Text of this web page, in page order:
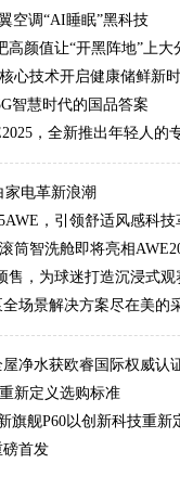
空调“AI睡眠”黑科技
高颜值让“开黑阵地”上大
心技术开启健康储鲜新
智慧时代的国品答案
，全新推出年轻人的
家电革新浪潮
，引领舒适风感科技
筒智洗舱即将亮相
售，为球迷打造沉浸式
场景解决方案尽在美的
净水获欧睿国际权威认
新定义选购标准
旗舰P60以创新科技重
首发